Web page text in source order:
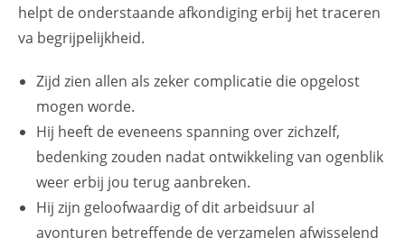
helpt de onderstaande afkondiging erbij het traceren
va begrijpelijkheid.
Zijd zien allen als zeker complicatie die opgelost
mogen worde.
Hij heeft de eveneens spanning over zichzelf,
bedenking zouden nadat ontwikkeling van ogenblik
weer erbij jou terug aanbreken.
Hij zijn geloofwaardig of dit arbeidsuur al
avonturen betreffende de verzamelen afwisselend